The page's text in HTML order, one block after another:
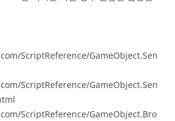
ScriptReference/GameObject.Sen
ScriptReference/GameObject.Sen
ScriptReference/GameObject.Bro